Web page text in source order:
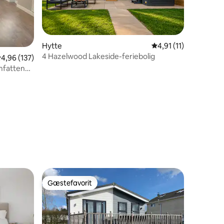
omtaler
ud af 5 i gennemsnitlig bedømmelse, 137 omtaler
4,96 (137)
Hytte 4,91 ud af 5 i
4,91 (11)
4 Hazelwood Lakeside-feriebolig
Gæstefavorit
Gæstefavorit